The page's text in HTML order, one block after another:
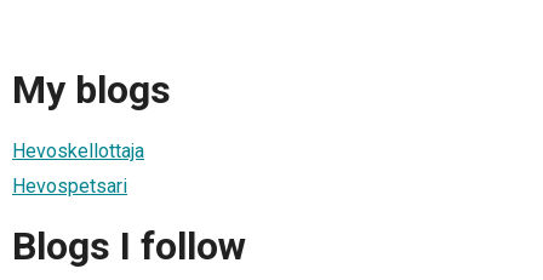
My blogs
Hevoskellottaja
Hevospetsari
Blogs I follow